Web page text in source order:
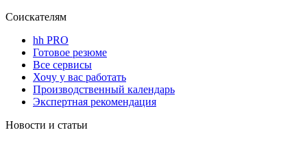
Соискателям
hh PRO
Готовое резюме
Все сервисы
Хочу у вас работать
Производственный календарь
Экспертная рекомендация
Новости и статьи